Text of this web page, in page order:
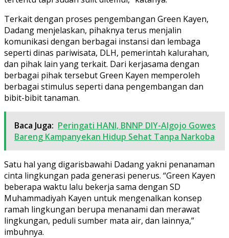
Terkait dengan proses pengembangan Green Kayen,
Dadang menjelaskan, pihaknya terus menjalin
komunikasi dengan berbagai instansi dan lembaga
seperti dinas pariwisata, DLH, pemerintah kalurahan,
dan pihak lain yang terkait. Dari kerjasama dengan
berbagai pihak tersebut Green Kayen memperoleh
berbagai stimulus seperti dana pengembangan dan
bibit-bibit tanaman.
Baca Juga: Peringati HANI, BNNP DIY-Algojo Gowes
Bareng Kampanyekan Hidup Sehat Tanpa Narkoba
Satu hal yang digarisbawahi Dadang yakni penanaman
cinta lingkungan pada generasi penerus. “Green Kayen
beberapa waktu lalu bekerja sama dengan SD
Muhammadiyah Kayen untuk mengenalkan konsep
ramah lingkungan berupa menanami dan merawat
lingkungan, peduli sumber mata air, dan lainnya,”
imbuhnya.